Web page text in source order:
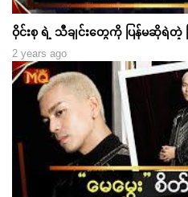
ဝိုင်းစု ရဲ့ သီချင်းတွေကို ပြန်မဆိုရဲတဲ့
2 years ago